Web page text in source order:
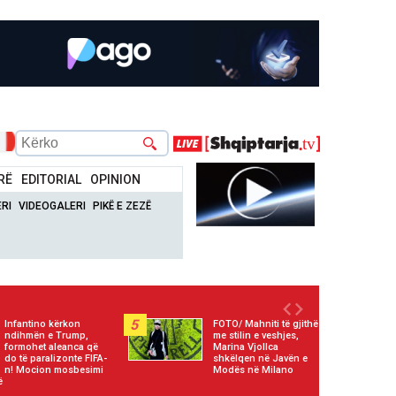
EDITORIAL OPINION
VIDEOGALERI PIKË E ZEZË
Infantino kërkon
ndihmën e Trump,
formohet aleanca që
do të paralizonte FIFA-
n! Mocion mosbesimi
5
FOTO/ Mahniti të gjithë
me stilin e veshjes,
Marina Vjollca
shkëlqen në Javën e
Modës në Milano